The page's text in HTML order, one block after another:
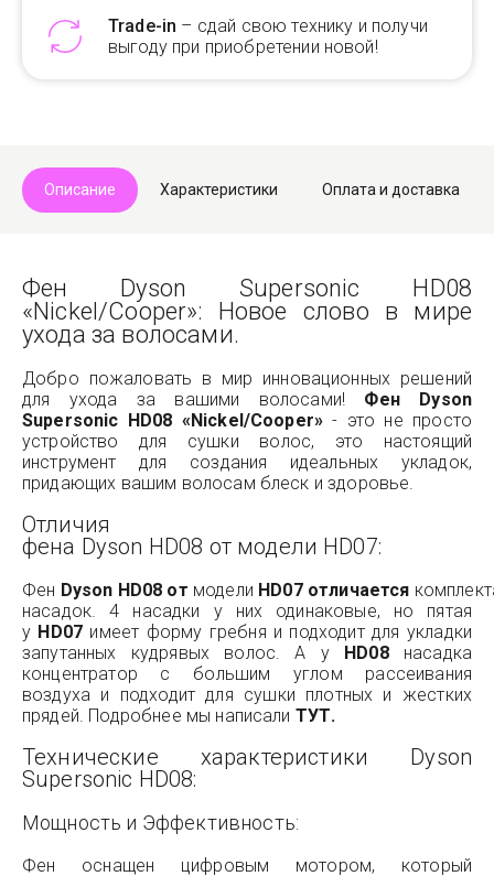
Trade-in – сдай свою технику и получи
выгоду при приобретении новой!
Описание Характеристики Оплата и доставка
Фен Dyson Supersonic HD08
«Nickel/Cooper»: Новое слово в мире
ухода за волосами.
Добро пожаловать в мир инновационных решений
для ухода за вашими волосами! Фен Dyson
Supersonic HD08 «Nickel/Cooper» - это не просто
устройство для сушки волос, это настоящий
инструмент для создания идеальных укладок,
придающих вашим волосам блеск и здоровье.
Отличия
фена Dyson HD08 от модели HD07:
Фен Dyson HD08 от модели HD07 отличается
насадок. 4 насадки у них одинаковые, но пятая
у HD07 имеет форму гребня и подходит для укладки
запутанных кудрявых волос. А у HD08насадка
концентратор с большим углом рассеивания
воздуха и подходит для сушки плотных и жестких
прядей. Подробнее мы написали ТУТ.
Технические характеристики Dyson
Supersonic HD08:
Мощность и Эффективность:
Фен оснащен цифровым мотором, который